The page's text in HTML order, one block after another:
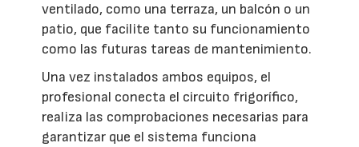
ventilado, como una terraza, un balcón o un
patio, que facilite tanto su funcionamiento
como las futuras tareas de mantenimiento.
Una vez instalados ambos equipos, el
profesional conecta el circuito frigorífico,
realiza las comprobaciones necesarias para
garantizar que el sistema funciona